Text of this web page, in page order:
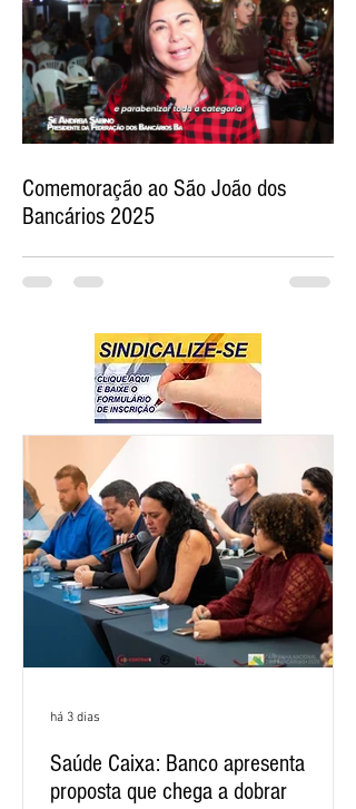
Comemoração ao São João dos
Bancários 2025
Saúde Caixa: Banco apresenta
proposta que chega a dobrar
há 3 dias